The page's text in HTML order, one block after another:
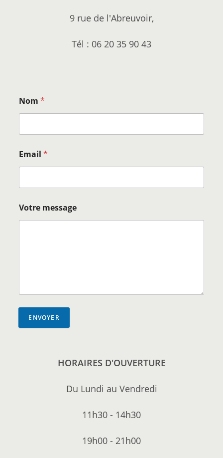
9 rue de l'Abreuvoir,
Tél : 06 20 35 90 43
Nom*
Email*
Votre message
ENVOYER
HORAIRES D'OUVERTURE
Du Lundi au Vendredi
11h30 - 14h30
19h00 - 21h00